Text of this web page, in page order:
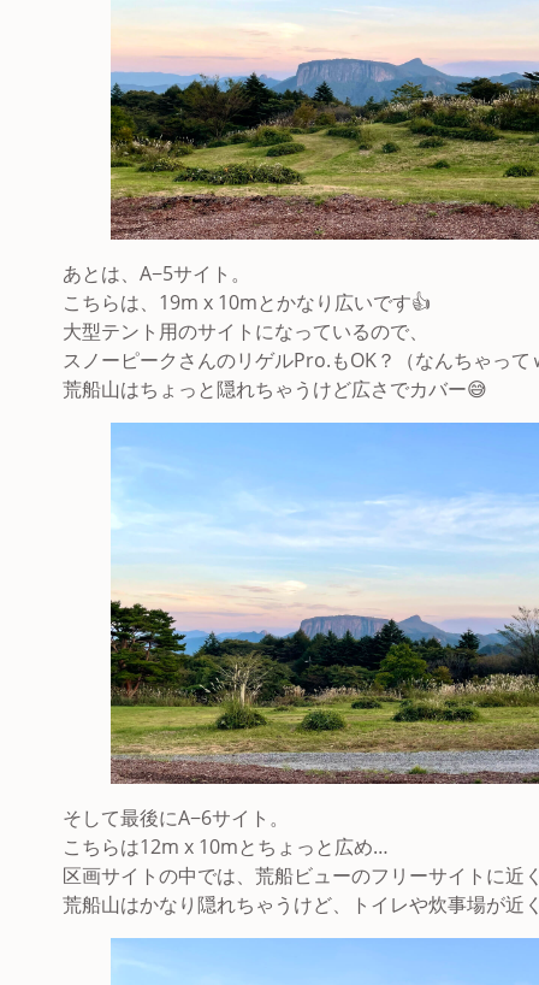
あとは、A−5サイト。
こちらは、19m x 10mとかなり広いです👍
大型テント用のサイトになっているので、
スノーピークさんのリゲルPro.もOK？（なんちゃって
荒船山はちょっと隠れちゃうけど広さでカバー😅
そして最後にA−6サイト。
こちらは12m x 10mとちょっと広め…
区画サイトの中では、荒船ビューのフリーサイトに近
荒船山はかなり隠れちゃうけど、トイレや炊事場が近